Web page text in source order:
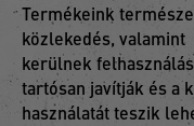
Termékeink
közlekedés, valamint
kerülnek
tartósan javítják és a
használatát teszik